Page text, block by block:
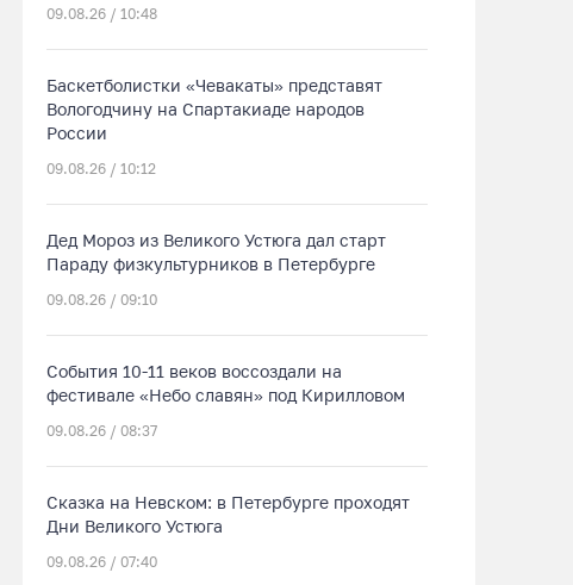
09.08.26 / 10:48
Баскетболистки «Чевакаты» представят
Вологодчину на Спартакиаде народов
России
09.08.26 / 10:12
Дед Мороз из Великого Устюга дал старт
Параду физкультурников в Петербурге
09.08.26 / 09:10
События 10-11 веков воссоздали на
фестивале «Небо славян» под Кирилловом
09.08.26 / 08:37
Сказка на Невском: в Петербурге проходят
Дни Великого Устюга
09.08.26 / 07:40